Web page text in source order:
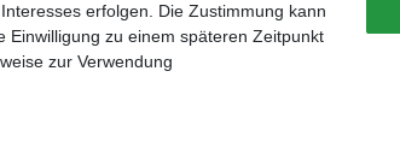
Uhr bei der Landbell AG
erfolgen. Die Zustimmung kann
Einwilligung zu einem späteren Zeitpunkt
zur Verwendung